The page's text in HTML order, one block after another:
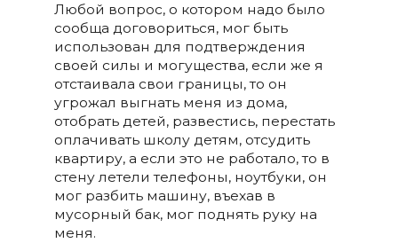
Любой вопрос, о котором надо было
сообща договориться, мог быть
использован для подтверждения
своей силы и могущества, если же я
отстаивала свои границы, то он
угрожал выгнать меня из дома,
отобрать детей, развестись, перестать
оплачивать школу детям, отсудить
квартиру, а если это не работало, то в
стену летели телефоны, ноутбуки, он
мог разбить машину, въехав в
мусорный бак, мог поднять руку на
меня.